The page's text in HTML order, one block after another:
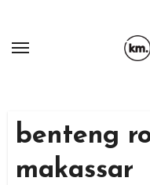
content
benteng
makassar